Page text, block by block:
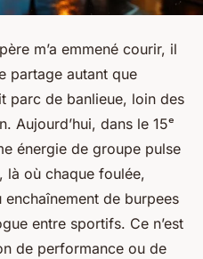
m’a emmené courir, il
partage autant que
parc de banlieue, loin des
Aujourd’hui, dans le 15ᵉ
énergie de groupe pulse
là où chaque foulée,
de burpees
entre sportifs. Ce n’est
de performance ou de